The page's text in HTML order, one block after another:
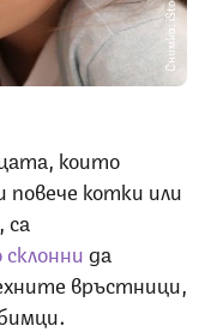
Снимка: iStock
които
котки или
са
да
връстници,